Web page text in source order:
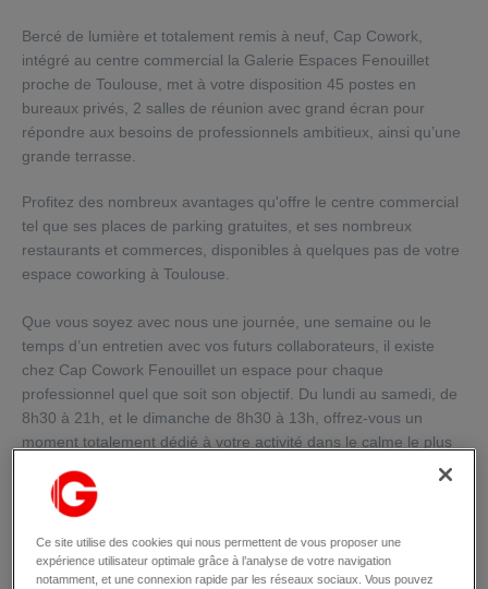
Bercé de lumière et totalement remis à neuf, Cap Cowork,
intégré au centre commercial la Galerie Espaces Fenouillet
proche de Toulouse, met à votre disposition 45 postes en
bureaux privés, 2 salles de réunion avec grand écran pour
répondre aux besoins de professionnels ambitieux, ainsi qu’une
grande terrasse.
Profitez des nombreux avantages qu'offre le centre commercial
tel que ses places de parking gratuites, et ses nombreux
restaurants et commerces, disponibles à quelques pas de votre
espace coworking à Toulouse.
Que vous soyez avec nous une journée, une semaine ou le
temps d’un entretien avec vos futurs collaborateurs, il existe
chez Cap Cowork Fenouillet un espace pour chaque
professionnel quel que soit son objectif. Du lundi au samedi, de
8h30 à 21h, et le dimanche de 8h30 à 13h, offrez-vous un
moment totalement dédié à votre activité dans le calme le plus
l’ambiance et de la convivialité de la terrasse. Travaillez aux
côtés de professionnels Toulousains et d’ailleurs qui vous
inspirent et échangez vos savoir-faire dans notre espace de
coworking.
Ce site utilise des cookies qui nous permettent de vous proposer une
expérience utilisateur optimale grâce à l’analyse de votre navigation
notamment, et une connexion rapide par les réseaux sociaux. Vous pouvez